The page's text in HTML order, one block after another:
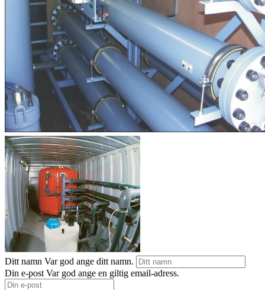
Ditt namn Var god ange ditt namn.
Din e-post Var god ange en giltig email-adress.